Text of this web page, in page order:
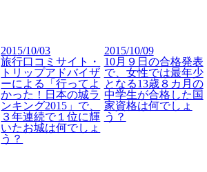
2015/10/03
旅行口コミサイト・
トリップアドバイザ
ーによる「行ってよ
かった！日本の城ラ
ンキング2015」で、
３年連続で１位に輝
いたお城は何でしょ
う？
2015/10/09
10月９日の合格発表
で、女性では最年少
となる13歳８カ月の
中学生が合格した国
家資格は何でしょ
う？